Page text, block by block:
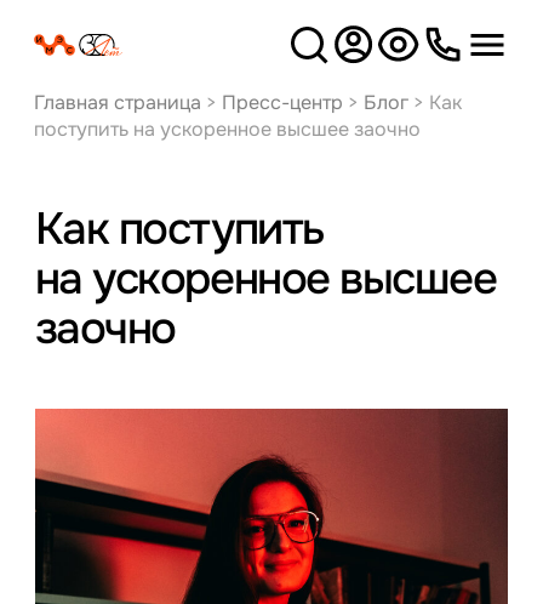
Версия
для слабовидящих
Главная страница > Пресс-центр > Блог> Как
поступить на ускоренное высшее заочно
Как поступить
на ускоренное высшее
заочно